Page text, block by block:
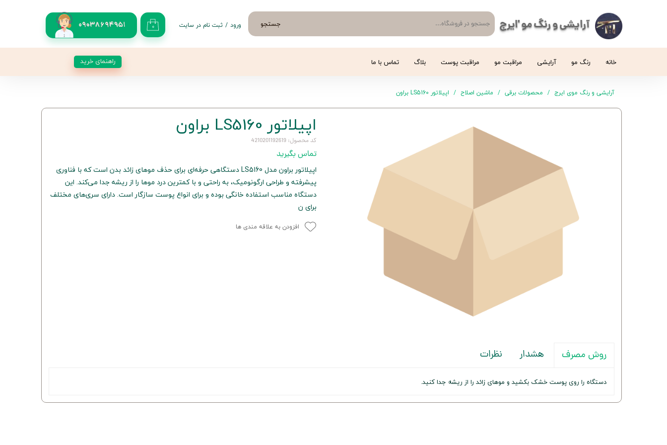
آرایشی و رنگ مو 'ایرج 09038694951 جستجو ۰ ورود / ثبت نام در سایت
خانه رنگ مو آرایشی مراقبت مو مراقبت پوست بلاگ تماس با ما راهنمای خرید
آرایشی و رنگ موی ایرج محصولات برقی ماشین اصلاح اپیلاتور LS5160 براون
اپیلاتور LS5160 براون
کد محصول: 4210201192619
تماس بگیرید
اپیلاتور براون مدل LS5160 دستگاهی حرفه‌ای برای حذف موهای زائد بدن است که با فناوری
پیشرفته و طراحی ارگونومیک، به راحتی و با کمترین درد موها را از ریشه جدا می‌کند. این
دستگاه مناسب استفاده خانگی بوده و برای انواع پوست سازگار است. دارای سری‌های مختلف
برای ن
افزودن به علاقه مندی ها
روش مصرف هشدار نظرات
دستگاه را روی پوست خشک بکشید و موهای زائد را از ریشه جدا کنید.